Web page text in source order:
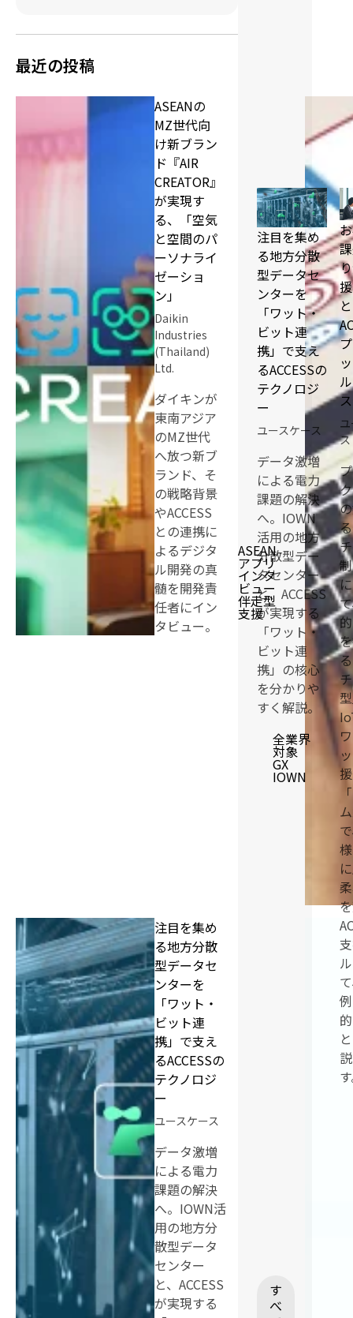
最近の投稿
ASEANの
MZ世代向
け新ブラン
ド『AIR
CREATOR』
が実現す
る、「空気
と空間のパ
ーソナライ
ゼーショ
ン」
Daikin
Industries
(Thailand)
Ltd.
ダイキンが
東南アジア
のMZ世代
へ放つ新ブ
ランド、そ
の戦略背景
やACCESS
との連携に
よるデジタ
ル開発の真
髄を開発責
任者にイン
タビュー。
ASEAN
アプリ
インタ
ビュー
伴走型
支援
注目を集め
る地方分散
型データセ
ンターを
「ワット・
ビット連
携」で支え
るACCESSの
テクノロジ
ー
ユースケース
データ激増
による電力
課題の解決
へ。IOWN活
用の地方分
散型データ
センター
と、ACCESS
が実現する
注目を集め
る地方分散
型データセ
ンターを
「ワット・
ビット連
携」で支え
るACCESSの
テクノロジ
ー
ユースケース
データ激増
による電力
課題の解決
へ。IOWN
活用の地方
分散型デー
タセンター
と、ACCESS
が実現する
「ワット・
ビット連
携」の核心
を分かりや
すく解説。
全業界
対象
GX
IOWN
ス
す
べ